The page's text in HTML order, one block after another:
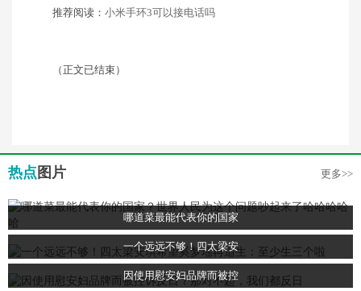
推荐阅读： 小米手环3可以接电话吗
（正文已结束）
热点 图片 更多>>
哪道菜最能代表你的国家
一个远远不够！四太梁安
因使用慰安妇品牌而被控